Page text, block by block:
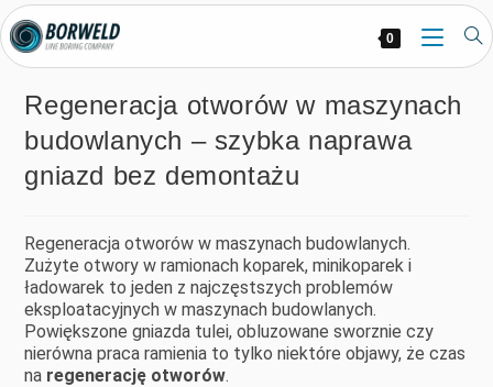
0
Regeneracja otworów w maszynach
budowlanych – szybka naprawa
gniazd bez demontażu
Regeneracja otworów w maszynach budowlanych.
Zużyte otwory w ramionach koparek, minikoparek i
ładowarek to jeden z najczęstszych problemów
eksploatacyjnych w maszynach budowlanych.
Powiększone gniazda tulei, obluzowane sworznie czy
nierówna praca ramienia to tylko niektóre objawy, że czas
na regenerację otworów.